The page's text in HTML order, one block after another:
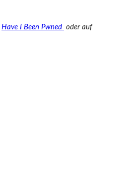
Have I Been Pwned oder auf